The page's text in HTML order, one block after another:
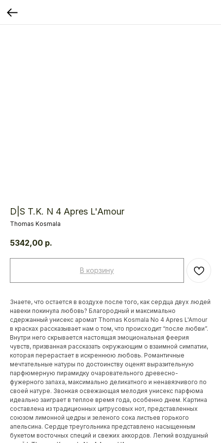
D|S T.K. N 4 Apres L'Amour
Thomas Kosmala
5342,00 р.
В корзину
Знаете, что остается в воздухе после того, как сердца двух людей
навеки покинула любовь? Благородный и максимально
сдержанный унисекс аромат Thomas Kosmala No 4 Apres L'Amour
в красках рассказывает нам о том, что происходит “после любви”.
Внутри него скрывается настоящая эмоциональная феерия
чувств, призванная рассказать окружающим о взаимной симпатии,
которая перерастает в искреннюю любовь. Романтичные
мечтательные натуры по достоинству оценят выразительную
парфюмерную пирамидку очаровательного древесно-
фужерного запаха, максимально деликатного и ненавязчивого по
своей натуре. Звонкая освежающая мелодия унисекс парфюма
идеально заиграет в теплое время года, особенно днем. Картина
составлена из традиционных цитрусовых нот, представленных
союзом лимонной цедры и зеленого сока листьев горького
апельсина. Сердце треугольника представлено насыщенным
букетом восточных специй и свежих аккордов. Легкий воздушный